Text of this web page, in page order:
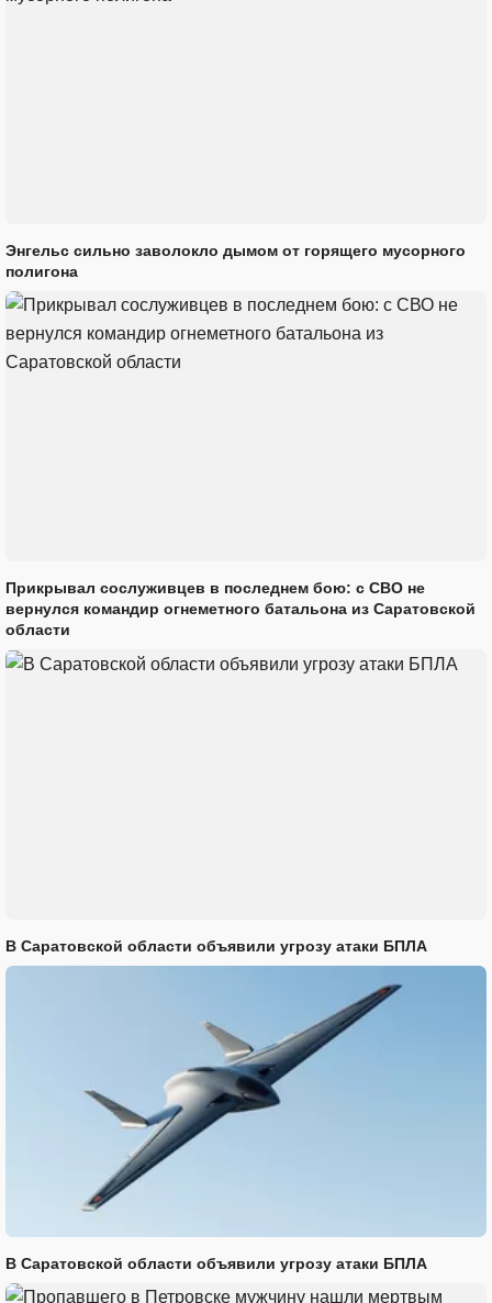
Энгельс сильно заволокло дымом от горящего мусорного
полигона
Прикрывал сослуживцев в последнем бою: с СВО не
вернулся командир огнеметного батальона из Саратовской
области
В Саратовской области объявили угрозу атаки БПЛА
В Саратовской области объявили угрозу атаки БПЛА